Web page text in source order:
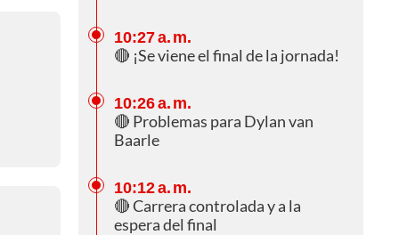
10:27 a. m.
🔴 ¡Se viene el final de la jornada!
10:26 a. m.
🔴 Problemas para Dylan van
Baarle
10:12 a. m.
🔴 Carrera controlada y a la
espera del final